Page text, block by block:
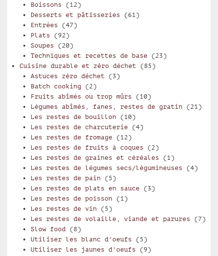
Boissons (12)
Desserts et pâtisseries (61)
Entrées (47)
Plats (92)
Soupes (20)
Techniques et recettes de base (23)
Cuisine durable et zéro déchet (85)
Astuces zéro déchet (3)
Batch cooking (2)
Fruits abîmés ou trop mûrs (10)
Légumes abîmés, fanes, restes de gratin (21)
Les restes de bouillon (10)
Les restes de charcuterie (4)
Les restes de fromage (12)
Les restes de fruits à coques (2)
Les restes de graines et céréales (1)
Les restes de légumes secs/légumineuses (4)
Les restes de pain (5)
Les restes de plats en sauce (3)
Les restes de poisson (1)
Les restes de vin (5)
Les restes de volaille, viande et parures (7)
Slow food (8)
Utiliser les blanc d'oeufs (5)
Utiliser les jaunes d'oeufs (9)